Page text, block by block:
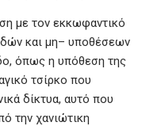
με τον εκκωφαντικό
και μη– υποθέσεων
όπως η υπόθεση της
τσίρκο που
δίκτυα, αυτό που
την χανιώτικη